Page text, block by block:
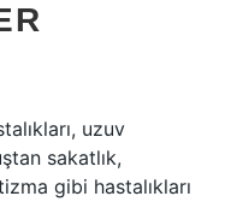
uzuv
sakatlık,
gibi hastalıkları